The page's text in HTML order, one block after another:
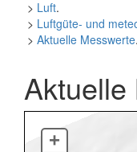
> Luft.
> Luftgüte- und
> Aktuelle Messwerte.
Aktuelle
+